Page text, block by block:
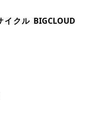
クル BIGCLOUD